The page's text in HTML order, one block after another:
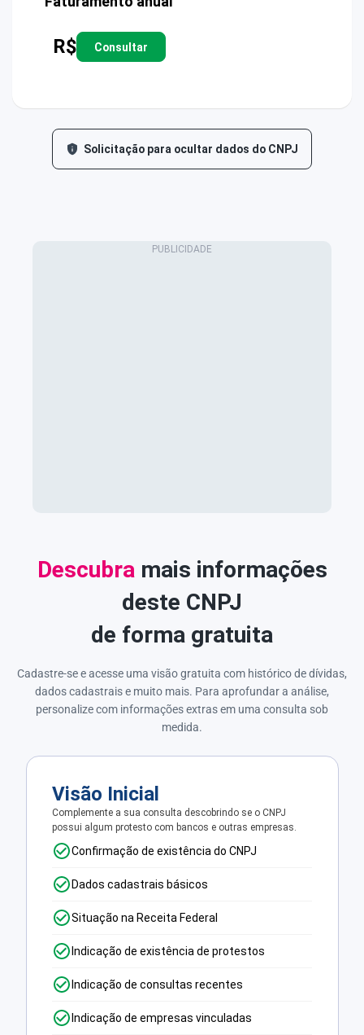
R$ Consultar
Solicitação para ocultar dados do CNPJ
Descubramais informações
deste CNPJ
de forma gratuita
Cadastre-se e acesse uma visão gratuita com histórico de dívidas,
dados cadastrais e muito mais. Para aprofundar a análise,
personalize com informações extras em uma consulta sob
medida.
Visão Inicial
Complemente a sua consulta descobrindo se o CNPJ
possui algum protesto com bancos e outras empresas.
Confirmação de existência do CNPJ
Dados cadastrais básicos
Situação na Receita Federal
Indicação de existência de protestos
Indicação de consultas recentes
Indicação de empresas vinculadas